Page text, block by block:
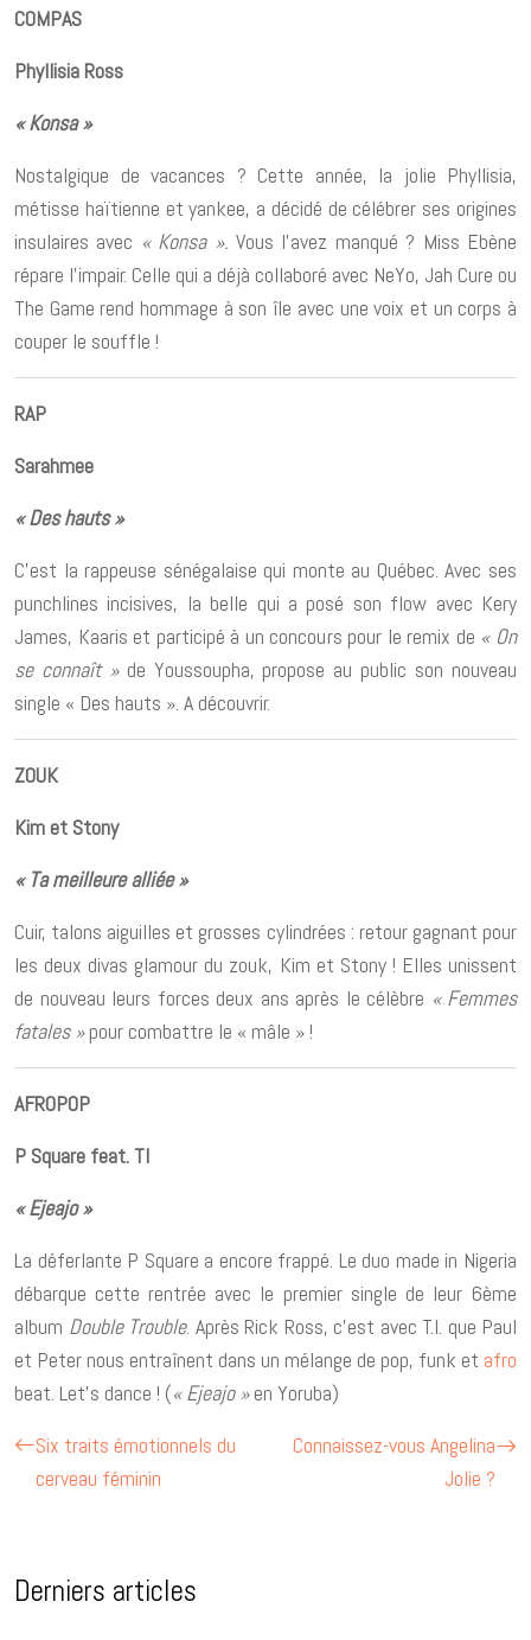
COMPAS
Phyllisia Ross
« Konsa »
Nostalgique de vacances ? Cette année, la jolie Phyllisia,
métisse haïtienne et yankee, a décidé de célébrer ses origines
insulaires avec « Konsa ». Vous l’avez manqué ? Miss Ebène
répare l’impair. Celle qui a déjà collaboré avec NeYo, Jah Cure ou
The Game rend hommage à son île avec une voix et un corps à
couper le souffle !
RAP
Sarahmee
« Des hauts »
C’est la rappeuse sénégalaise qui monte au Québec. Avec ses
punchlines incisives, la belle qui a posé son flow avec Kery
James, Kaaris et participé à un concours pour le remix de « On
se connaît »de Youssoupha, propose au public son nouveau
single « Des hauts ». A découvrir.
ZOUK
Kim et Stony
« Ta meilleure alliée »
Cuir, talons aiguilles et grosses cylindrées : retour gagnant pour
les deux divas glamour du zouk, Kim et Stony ! Elles unissent
de nouveau leurs forces deux ans après le célèbre « Femmes
fatales »pour combattre le « mâle » !
AFROPOP
P Square feat. TI
« Ejeajo »
La déferlante P Square a encore frappé. Le duo made in Nigeria
débarque cette rentrée avec le premier single de leur 6ème
album Double Trouble. Après Rick Ross, c’est avec T.I. que Paul
et Peter nous entraînent dans un mélange de pop, funk et afro
beat. Let’s dance ! (« Ejeajo »en Yoruba)
Six traits émotionnels du
cerveau féminin
Connaissez-vous Angelina
Jolie ?
Derniers articles